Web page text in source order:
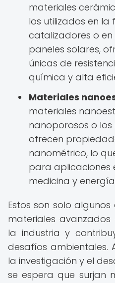
materiales
los utilizados en
catalizadores o
paneles solares,
únicas de
química y alta
Materiales
materiales
nanoporosos o
ofrecen
nanométrico, lo
para aplicaciones
medicina y
Estos son solo
materiales
la industria y
desafíos ambientales.
la investigación y el
se espera que surjan